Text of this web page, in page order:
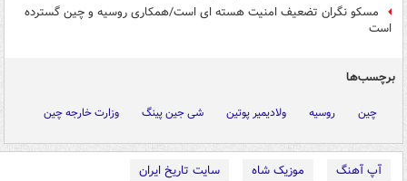
مسکو نگران تضعیف امنیت هسته ای است/همکاری روسیه و چین گسترده
است
برچسب‌ها
چین روسیه ولادیمیر پوتین شی جین پینگ وزارت خارجه چین
آپ آهنگ موزیک شاه
سایت تاریخ ایران